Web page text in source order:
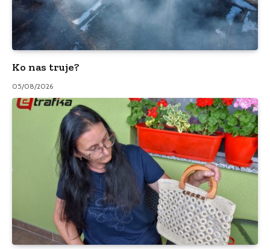
Ko nas truje?
05/08/2026